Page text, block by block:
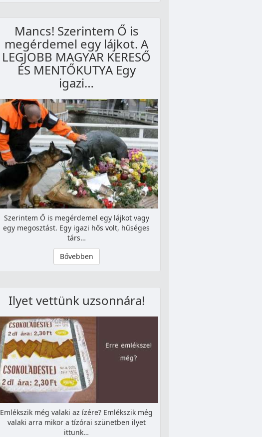
Mancs! Szerintem Ő is
megérdemel egy lájkot. A
LEGJOBB MAGYAR KERESŐ
ÉS MENTŐKUTYA Egy
igazi…
Szerintem Ő is megérdemel egy lájkot vagy
egy megosztást. Egy igazi hős volt, hűséges
társ…
Bővebben
Ilyet vettünk uzsonnára!
Emlékszik még valaki az ízére? Emlékszik még
valaki arra mikor a tízórai szünetben ilyet
ittunk…